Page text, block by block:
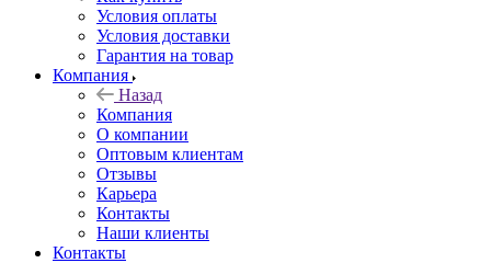
Условия оплаты
Условия доставки
Гарантия на товар
Компания
Назад
Компания
О компании
Оптовым клиентам
Отзывы
Карьера
Контакты
Наши клиенты
Контакты